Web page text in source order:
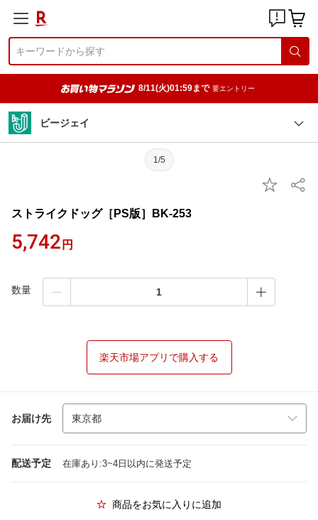
8/11(火)01:59まで 要エントリー
ビージェイ
1/5
ストライクドッグ［PS版］BK-253
5,742 円
数量
楽天市場アプリで購入する
お届け先
配送予定 在庫あり:3~4日以内に発送予定
商品をお気に入りに追加